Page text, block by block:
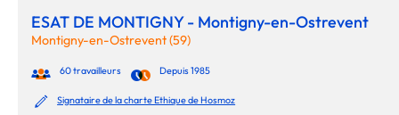
ESAT DE MONTIGNY - Montigny-en-Ostrevent
Montigny-en-Ostrevent (59)
60 travailleurs Depuis 1985
Signataire de la charte Ethique de Hosmoz